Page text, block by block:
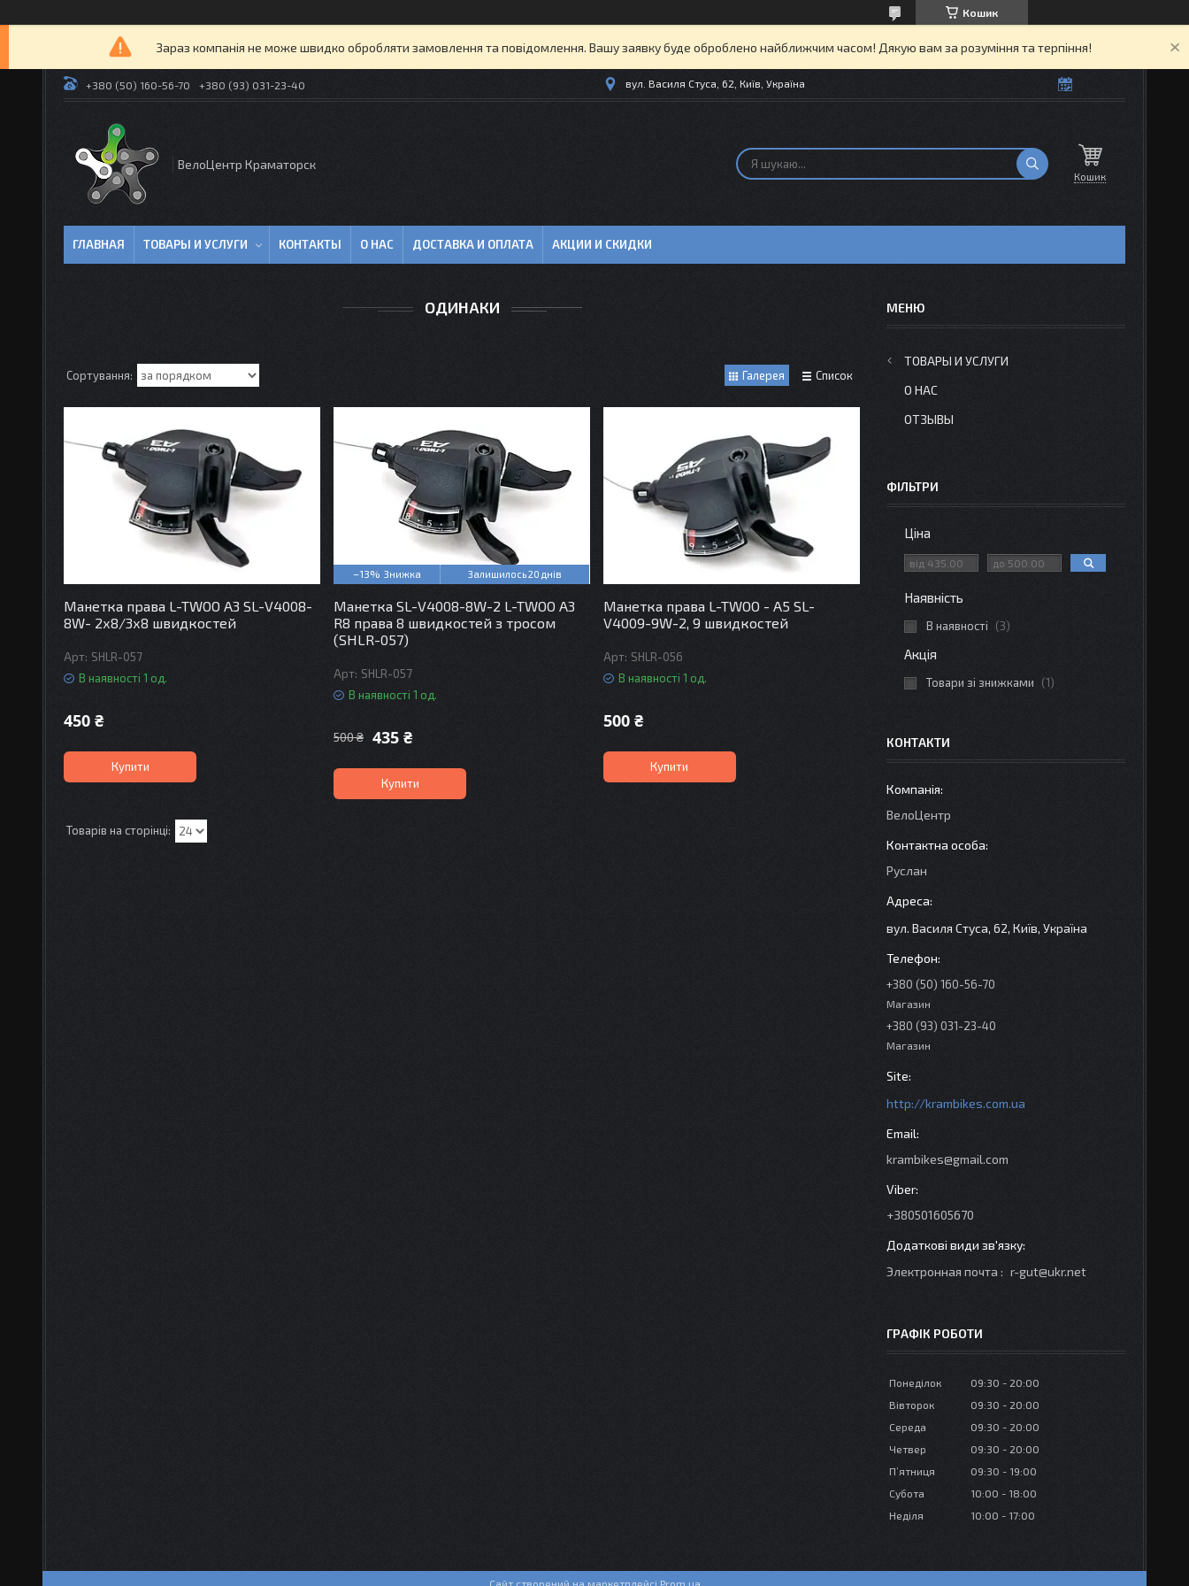
Кошик
Зараз компанія не може швидко обробляти замовлення та повідомлення. Вашу заявку буде оброблено найближчим часом! Дякую вам за розуміння та терпіння!
+380 (50) 160-56-70 +380 (93) 031-23-40 вул. Василя Стуса, 62, Київ, Україна
ВелоЦентр Краматорск
Кошик
ГЛАВНАЯ ТОВАРЫ И УСЛУГИ КОНТАКТЫ О НАС ДОСТАВКА И ОПЛАТА АКЦИИ И СКИДКИ
ОДИНАКИ
Галерея Список
Манетка права L-TWOO A3 SL-V4008-
8W- 2х8/3х8 швидкостей
SHLR-057
В наявності 1 од.
450 ₴
Купити
–13% Залишилось 20 днів
Манетка SL-V4008-8W-2 L-TWOO A3
R8 права 8 швидкостей з тросом
(SHLR-057)
SHLR-057
В наявності 1 од.
500 ₴ 435 ₴
Купити
Манетка права L-TWOO - A5 SL-
V4009-9W-2, 9 швидкостей
SHLR-056
В наявності 1 од.
500 ₴
Купити
ТОВАРЫ И УСЛУГИ
О НАС
ОТЗЫВЫ
ФІЛЬТРИ
Ціна
Наявність
В наявності 3
Акція
Товари зі знижками 1
КОНТАКТИ
ВелоЦентр
Руслан
вул. Василя Стуса, 62, Київ, Україна
+380 (50) 160-56-70
Магазин
+380 (93) 031-23-40
Магазин
http://krambikes.com.ua
krambikes@gmail.com
+380501605670
Электронная почта r-gut@ukr.net
ГРАФІК РОБОТИ
Понеділок 09:30
20:00
Вівторок
09:30
20:00
Середа
09:30
20:00
Четвер
09:30
20:00
Пʼятниця
09:30
19:00
Субота
10:00
18:00
Неділя
10:00 17:00
Сайт створений на маркетплейсі Prom.ua